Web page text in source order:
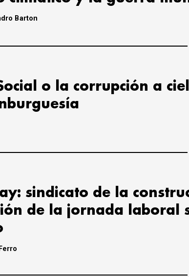
Barton
o la corrupción a
sindicato de la
de la jornada laboral